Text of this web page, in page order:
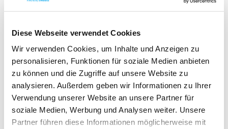
Diese Webseite verwendet Cookies
Wir verwenden Cookies, um Inhalte und Anzeigen zu
personalisieren, Funktionen für soziale Medien anbieten
zu können und die Zugriffe auf unsere Website zu
analysieren. Außerdem geben wir Informationen zu Ihrer
Verwendung unserer Website an unsere Partner für
soziale Medien, Werbung und Analysen weiter. Unsere
Partner führen diese Informationen möglicherweise mit